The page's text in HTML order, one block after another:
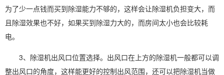
为了少一点钱而买到除湿能力不够的，这样会让除湿机负担变大，而
且除湿效果也不好，如果买到除湿力大的，而房间太小也会比较耗
电。
3、除湿机出风口位置选择。出风口在上方的除湿机一般都可以调
整出风口的角度，这样能更好的控制出风范围，还可以把除湿机当做